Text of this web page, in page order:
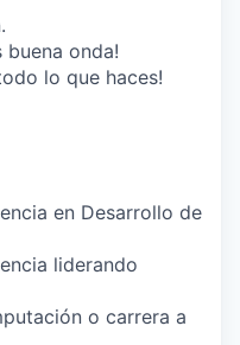
buena onda!
lo que haces!
en Desarrollo de
liderando
o carrera a